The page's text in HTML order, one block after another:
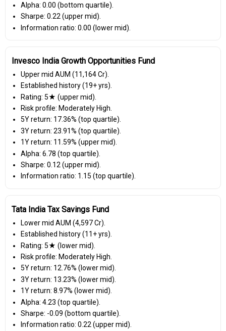
Alpha: 0.00 (bottom quartile).
Sharpe: 0.22 (upper mid).
Information ratio: 0.00 (lower mid).
Invesco India Growth Opportunities Fund
Upper mid AUM (₹11,164 Cr).
Established history (19+ yrs).
Rating: 5★ (upper mid).
Risk profile: Moderately High.
5Y return: 17.36% (top quartile).
3Y return: 23.91% (top quartile).
1Y return: 11.59% (upper mid).
Alpha: 6.78 (top quartile).
Sharpe: 0.12 (upper mid).
Information ratio: 1.15 (top quartile).
Tata India Tax Savings Fund
Lower mid AUM (₹4,597 Cr).
Established history (11+ yrs).
Rating: 5★ (lower mid).
Risk profile: Moderately High.
5Y return: 12.76% (lower mid).
3Y return: 13.23% (lower mid).
1Y return: 8.97% (lower mid).
Alpha: 4.23 (top quartile).
Sharpe: -0.09 (bottom quartile).
Information ratio: 0.22 (upper mid).